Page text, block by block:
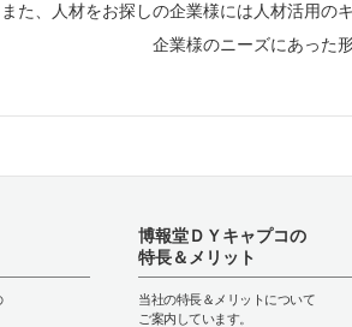
また、人材をお探しの企業様には人材活用の
企業様のニーズにあった
博報堂ＤＹキャプコの
特長＆メリット
当社の特長＆メリットについて
ご案内しています。